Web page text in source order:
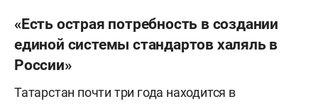
«Есть острая потребность в создании
единой системы стандартов халяль в
России»
Татарстан почти три года находится в